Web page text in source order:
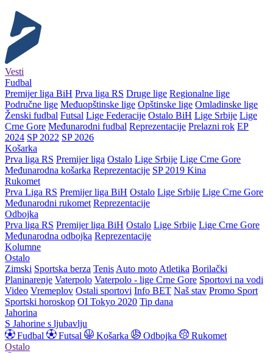
Vesti
Fudbal
Premijer liga BiH Prva liga RS Druge lige Regionalne lige
Područne lige Međuopštinske lige Opštinske lige Omladinske lige
Ženski fudbal Futsal Lige Federacije Ostalo BiH Lige Srbije Lige
Crne Gore Međunarodni fudbal Reprezentacije Prelazni rok EP
2024 SP 2022 SP 2026
Košarka
Prva liga RS Premijer liga Ostalo Lige Srbije Lige Crne Gore
Međunarodna košarka Reprezentacije SP 2019 Kina
Rukomet
Prva Liga RS Premijer liga BiH Ostalo Lige Srbije Lige Crne Gore
Međunarodni rukomet Reprezentacije
Odbojka
Prva liga RS Premijer liga BiH Ostalo Lige Srbije Lige Crne Gore
Međunarodna odbojka Reprezentacije
Kolumne
Ostalo
Zimski Sportska berza Tenis Auto moto Atletika Borilački
Planinarenje Vaterpolo Vaterpolo - lige Crne Gore Sportovi na vodi
Video Vremeplov Ostali sportovi Info BET Naš stav Promo Sport
Sportski horoskop OI Tokyo 2020 Tip dana
Jahorina
S Jahorine s ljubavlju
Fudbal
Futsal Košarka Odbojka
Rukomet
Ostalo